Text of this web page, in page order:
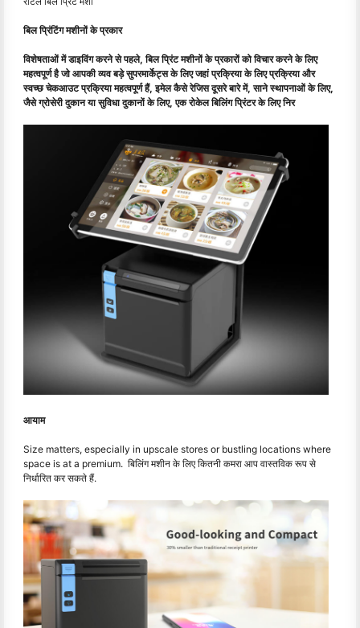
बिल प्रिंटिंग मशीनों के प्रकार
विशेषताओं में डाइविंग करने से पहले, बिल प्रिंट मशीनों के प्रकारों को विचार करने के लिए
महत्वपूर्ण है जो आपकी व्यव बड़े सुपरमार्केट्स के लिए जहां प्रक्रिया के लिए प्रक्रिया और
स्वच्छ चेकआउट प्रक्रिया महत्वपूर्ण हैं, इमेल कैसे रेजिस दूसरे बारे में, साने स्थापनाओं के लिए,
जैसे ग्रोसेरी दुकान या सुविधा दुकानों के लिए, एक रोकेल बिलिंग प्रिंटर के लिए निर
आयाम
Size matters, especially in upscale stores or bustling locations where
space is at a premium. बिलिंग मशीन के लिए कितनी कमरा आप वास्तविक रूप से
निर्धारित कर सकते हैं.